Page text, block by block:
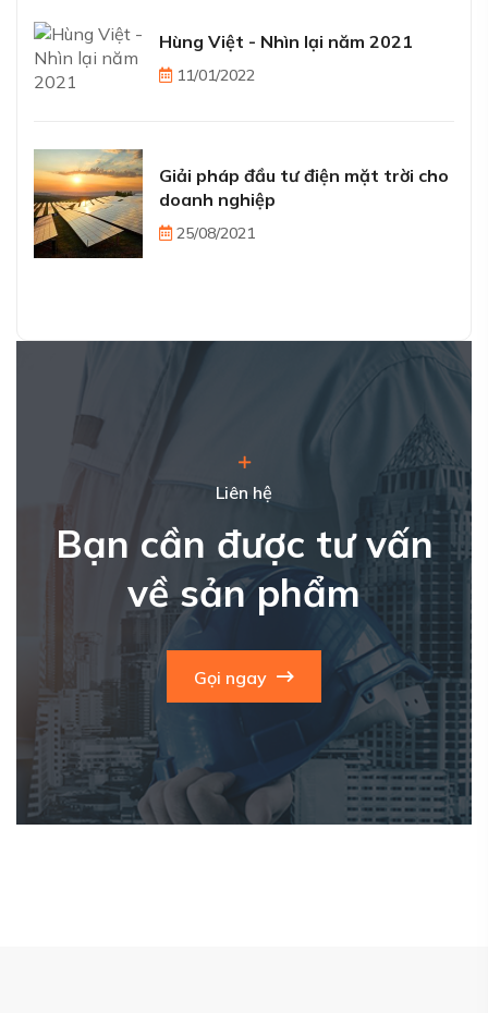
Hùng Việt - Nhìn lại năm 2021
11/01/2022
Giải pháp đầu tư điện mặt trời cho
doanh nghiệp
25/08/2021
Liên hệ
Bạn cần được tư vấn
về sản phẩm
Gọi ngay